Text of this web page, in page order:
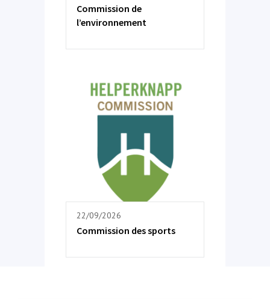
Commission de
l’environnement
22/09/2026
Commission des sports